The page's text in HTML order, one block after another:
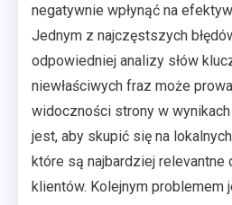
negatywnie wpłynąć na
Jednym z najczęstszych
odpowiedniej analizy słów
niewłaściwych fraz może
widoczności strony w
jest, aby skupić się na
które są najbardziej relevantne
klientów. Kolejnym problemem